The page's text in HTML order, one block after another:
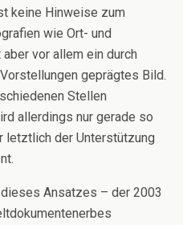
keine Hinweise zum
wie Ort- und
vor allem ein durch
geprägtes Bild.
Stellen
allerdings nur gerade so
letztlich der Unterstützung
Ansatzes – der 2003